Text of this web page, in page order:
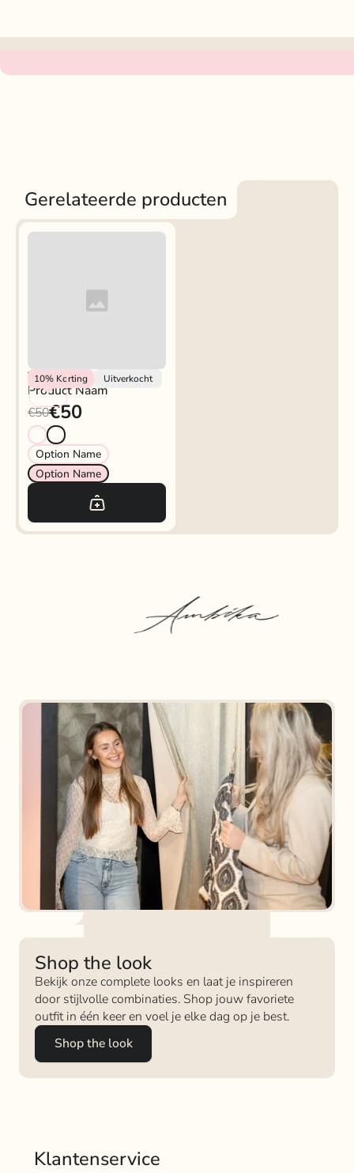
Gerelateerde producten
10% Korting Uitverkocht
Vendor
Product Naam
€50€50
Option Name
Option Name
Shop the look
Bekijk onze complete looks en laat je inspireren
door stijlvolle combinaties. Shop jouw favoriete
outfit in één keer en voel je elke dag op je best.
Shop the look
Klantenservice